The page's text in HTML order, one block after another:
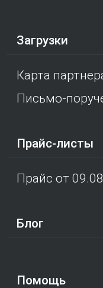
Загрузки
Карта
Письмо-
Прайс-листы
Прайс от
Блог
Помощь